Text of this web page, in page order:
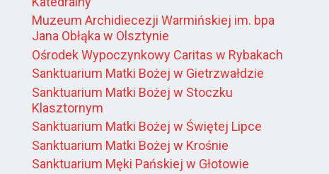
Muzeum Archidiecezji Warmińskiej im. bpa
Jana Obłąka w Olsztynie
Ośrodek Wypoczynkowy Caritas w Rybakach
Sanktuarium Matki Bożej w Gietrzwałdzie
Sanktuarium Matki Bożej w Stoczku
Klasztornym
Sanktuarium Matki Bożej w Świętej Lipce
Sanktuarium Matki Bożej w Krośnie
Sanktuarium Męki Pańskiej w Głotowie